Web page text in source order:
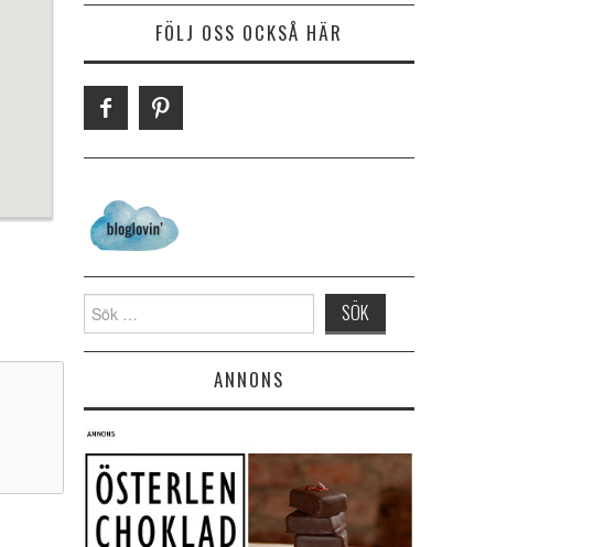
FÖLJ OSS OCKSÅ HÄR
Search for:
ANNONS